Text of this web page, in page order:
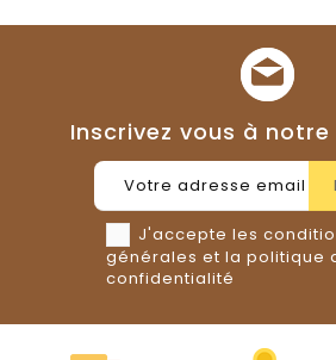
Inscrivez vous à
J'accepte les
générales et la politique
confidentialité